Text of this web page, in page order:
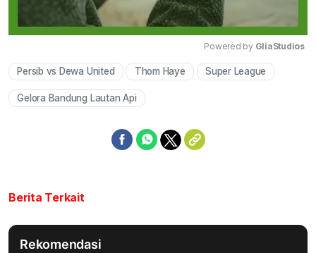
Mute
Powered by GliaStudios
Persib vs Dewa United Thom Haye Super League
Gelora Bandung Lautan Api
Berita Terkait
Rekomendasi